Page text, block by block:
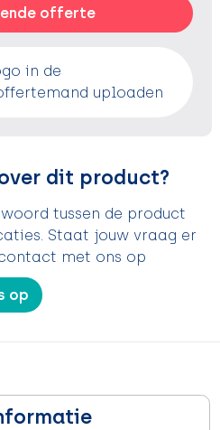
offerte
in de
uploaden
dit product?
tussen de product
Staat jouw vraag er
met ons op
op